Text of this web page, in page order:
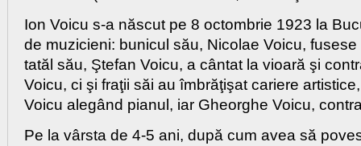
Ion Voicu s-a născut pe 8 octombrie 1923 la
de muzicieni: bunicul său, Nicolae Voicu,
tatăl său, Ştefan Voicu, a cântat la vioară şi
Voicu, ci şi fraţii săi au îmbrăţişat cariere
Voicu alegând pianul, iar Gheorghe Voicu,
Pe la vârsta de 4-5 ani, după cum avea să